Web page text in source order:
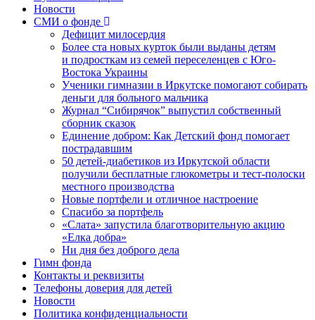
Новости
СМИ о фонде
Дефицит милосердия
Более ста новых курток были выданы детям
и подросткам из семей переселенцев с Юго-
Востока Украины
Ученики гимназии в Иркутске помогают собирать
деньги для больного мальчика
Журнал “Сибирячок” выпустил собственный
сборник сказок
Единение добром: Как Детский фонд помогает
пострадавшим
50 детей-диабетиков из Иркутской области
получили бесплатные глюкометры и тест-полоски
местного производства
Новые портфели и отличное настроение
Спасибо за портфель
«Слата» запустила благотворительную акцию
«Елка добра»
Ни дня без доброго дела
Гимн фонда
Контакты и реквизиты
Телефоны доверия для детей
Новости
Политика конфиденциальности